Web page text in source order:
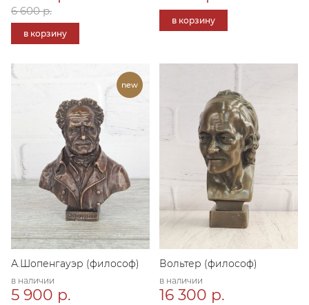
6 600 р.
в корзину
в корзину
А.Шопенгауэр (философ)
в наличии
5 900 р.
Вольтер (философ)
в наличии
16 300 р.